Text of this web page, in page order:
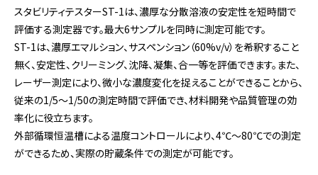
スタビリティテスターST-1は、濃厚な分散溶液の安定性を短時間で
評価する測定器です。最大6サンプルを同時に測定可能です。
ST-1は、濃厚エマルション、サスペンション（60%v/v）を希釈すること
無く、安定性、クリーミング、沈降、凝集、合一等を評価できます。また、
レーザー測定により、微小な濃度変化を捉えることができることから、
従来の1/5～1/50の測定時間で評価でき、材料開発や品質管理の効
率化に役立ちます。
外部循環恒温槽による温度コントロールにより、4℃～80℃での測定
ができるため、実際の貯蔵条件での測定が可能です。